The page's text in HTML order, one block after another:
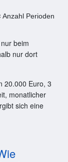
Perioden
beim
nur dort
20.000 Euro, 3
monatlicher
sich eine